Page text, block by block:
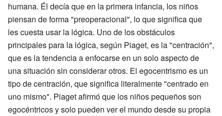
humana. Él decía que en la primera infancia, los niños
piensan de forma "preoperacional", lo que significa que
les cuesta usar la lógica. Uno de los obstáculos
principales para la lógica, según Piaget, es la "centración",
que es la tendencia a enfocarse en un solo aspecto de
una situación sin considerar otros. El egocentrismo es un
tipo de centración, que significa literalmente "centrado en
uno mismo". Piaget afirmó que los niños pequeños son
egocéntricos y solo pueden ver el mundo desde su propia